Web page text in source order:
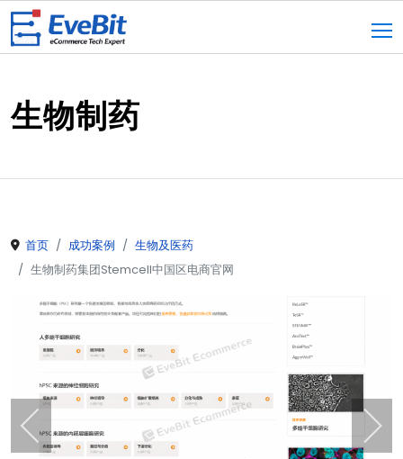
生物制药
首页 成功案例
生物及医药
生物制药集团Stemcell中国区电商官网